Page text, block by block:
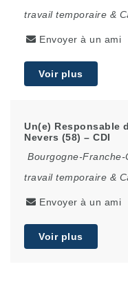
travail temporaire &
Envoyer à un ami
Voir plus
Un(e) Responsable
Nevers (58) – CDI
Bourgogne-Franche-
travail temporaire &
Envoyer à un ami
Voir plus